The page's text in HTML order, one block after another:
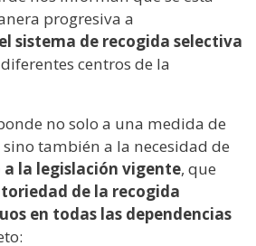
progresiva a
sistema de recogida selectiva
centros de la
no solo a una medida de
también a la necesidad de
la legislación vigente, que
de la recogida
en todas las dependencias